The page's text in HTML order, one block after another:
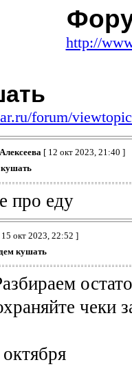
http://
forum/
[ 12 окт 2023, 21:40 ]
про еду
окт 2023, 22:52 ]
кушать
чеки